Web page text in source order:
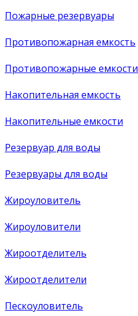
Пожарные резервуары
Противопожарная емкость
Противопожарные емкости
Накопительная емкость
Накопительные емкости
Резервуар для воды
Резервуары для воды
Жироуловитель
Жироуловители
Жироотделитель
Жироотделители
Пескоуловитель